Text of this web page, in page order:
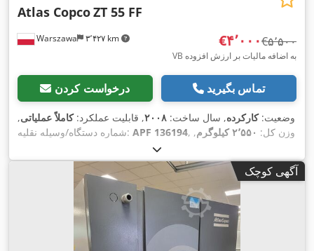
Warszawa ۳٬۴۲۷ km
Atlas CopcoZT 55 FF
‎€۴٬۰۰۰ ‎€۵٬۵۰۰
VB به اضافه مالیات بر ارزش افزوده
درخواست کردن تماس بگیرید
وضعیت:کارکرده, سال ساخت: ۲۰۰۸, قابلیت عملکرد:کاملاً عملیاتی,
شماره دستگاه/وسیله نقلیه: APF 136194 , وزن کل: ۲٬۵۵۰ کیلوگرم
,
, عرض کل:
۲٬۲۰۰ میلی‌متر
, نیاز به فضا طول:۳٬۰۰۰ میلی‌متر
, عرض مورد نیاز:
۱٬۶۰۰ میلی‌متر
, نوع سوخت: برقی ,آگهی کوچک